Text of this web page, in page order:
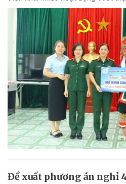
Đề xuất phương án nghỉ